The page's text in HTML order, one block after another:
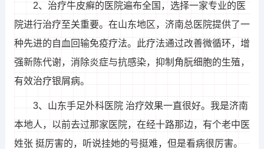
2、治疗牛皮癣的医院遍布全国，选择一家专业的医
院进行治疗至关重要。在山东地区，济南总医院提供了一
种先进的自血回输免疫疗法。此疗法通过改善微循环，增
强新陈代谢，消除炎症与抗感染，抑制角朊细胞的生殖，
有效治疗银屑病。
3、山东手足外科医院 治疗效果一直很好。我是济南
本地人，以前去过那家医院，在经十路那边，有个老中医
姓张 挺厉害的，听说挂她的号挺难，但是看病很厉害。